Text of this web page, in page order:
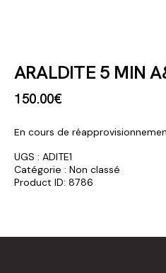
ARALDITE 5 MIN
150.00€
En cours de
UGS : ADITE1
Catégorie : Non classé
Product ID: 8786